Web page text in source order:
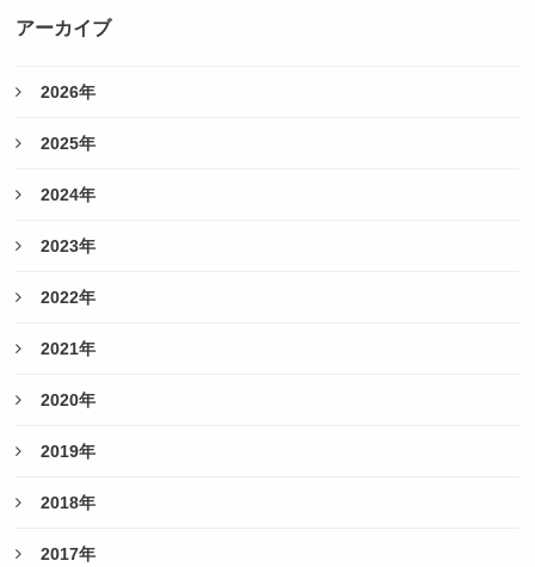
アーカイブ
2026年
2025年
2024年
2023年
2022年
2021年
2020年
2019年
2018年
2017年